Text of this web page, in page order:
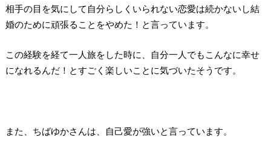
相手の目を気にして自分らしくいられない恋愛は続かないし結
婚のために頑張ることをやめた！と言っています。
この経験を経て一人旅をした時に、自分一人でもこんなに幸せ
になれるんだ！とすごく楽しいことに気づいたそうです。
また、ちばゆかさんは、自己愛が強いと言っています。